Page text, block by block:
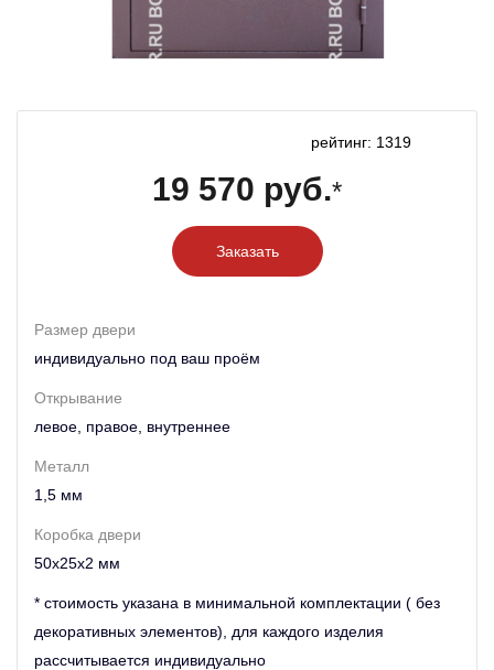
рейтинг: 1319
19 570 руб.*
Заказать
Размер двери
индивидуально под ваш проём
Открывание
левое, правое, внутреннее
Металл
1,5 мм
Коробка двери
50х25х2 мм
* стоимость указана в минимальной комплектации ( без
декоративных элементов), для каждого изделия
рассчитывается индивидуально